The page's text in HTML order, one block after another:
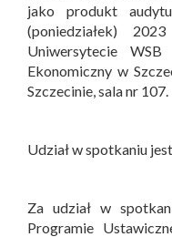
jako produkt
(poniedziałek)
Uniwersytecie
Ekonomiczny w
Szczecinie, sala nr 107.
Udział w spotkaniu
Za udział w
Programie